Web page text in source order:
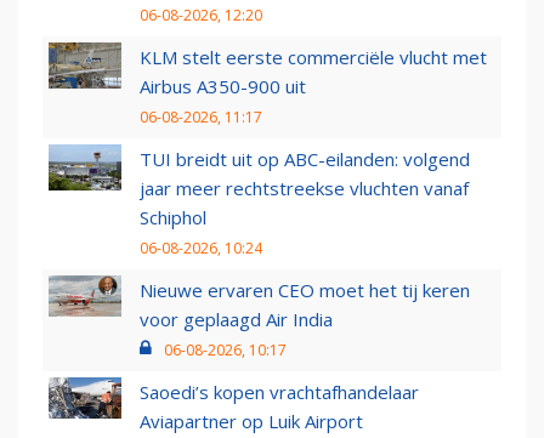
06-08-2026, 12:20
KLM stelt eerste commerciële vlucht met
Airbus A350-900 uit
06-08-2026, 11:17
TUI breidt uit op ABC-eilanden: volgend
jaar meer rechtstreekse vluchten vanaf
Schiphol
06-08-2026, 10:24
Nieuwe ervaren CEO moet het tij keren
voor geplaagd Air India
06-08-2026, 10:17
Saoedi’s kopen vrachtafhandelaar
Aviapartner op Luik Airport